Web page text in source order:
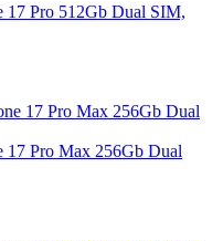
Pro 512Gb Dual SIM,
Pro Max 256Gb Dual